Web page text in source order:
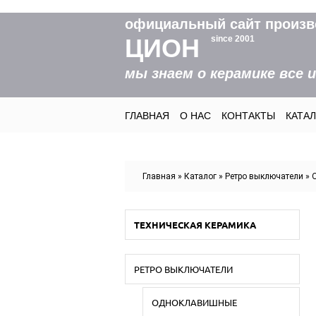
официальный сайт
ЦИОН since 2001
мы знаем о керамике все
ГЛАВНАЯ О НАС КОНТАКТЫ
Главная » Каталог » Ретро выключатели »
ТЕХНИЧЕСКАЯ КЕРАМИКА
РЕТРО ВЫКЛЮЧАТЕЛИ
ОДНОКЛАВИШНЫЕ